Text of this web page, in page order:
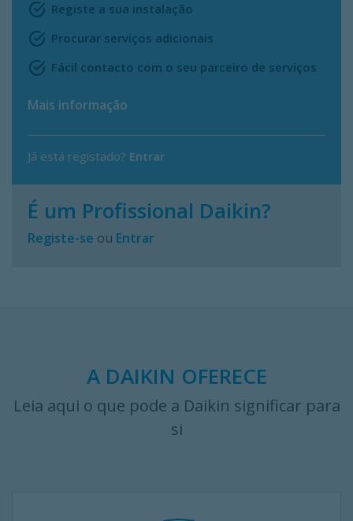
Registe a sua instalação
Procurar serviços adicionais
Fácil contacto com o seu parceiro de serviços
Mais informação
Já está registado? Entrar
É um Profissional Daikin?
Registe-se ou Entrar
A DAIKIN OFERECE
Leia aqui o que pode a Daikin significar para
si